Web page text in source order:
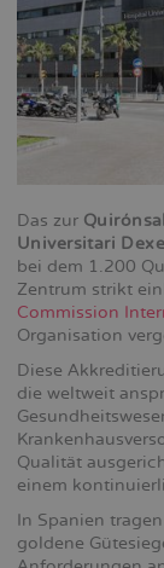
Das zur
Universitari
bei dem 1.200
Zentrum strikt
Commission
Organisation
Diese
die weltweit
Qualität
einem
In Spanien
goldene